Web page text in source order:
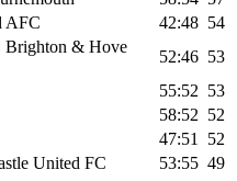
AFC 42:48 54
Brighton & Hove
52:46 53
55:52 53
58:52 52
47:51 52
United FC 53:55 49